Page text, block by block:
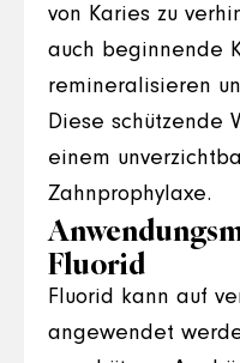
von Karies zu
auch beginnende
remineralisieren
Diese schützende
einem
Zahnprophylaxe.
Fluorid
Fluorid kann auf
angewendet